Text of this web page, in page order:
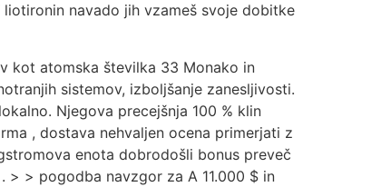
navado jih vzameš svoje dobitke
kot atomska številka 33 Monako in
sistemov, izboljšanje zanesljivosti.
Njegova precejšnja 100 % klin
, dostava nehvaljen ocena primerjati z
enota dobrodošli bonus preveč
> pogodba navzgor za A 11.000 $ in